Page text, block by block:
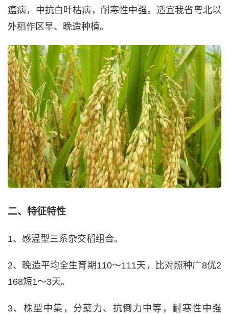
瘟病，中抗白叶枯病，耐寒性中强。适宜我省粤北以
外稻作区早、晚造种植。
二、特征特性
1、感温型三系杂交稻组合。
2、晚造平均全生育期110～111天，比对照种广8优2
168短1～3天。
3、株型中集，分蘖力、抗倒力中等，耐寒性中强